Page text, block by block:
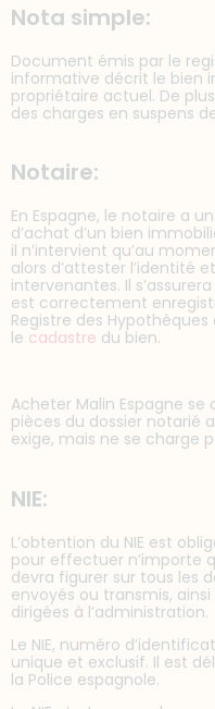
Nota simple:
Document émis par le
informative décrit le bien
propriétaire actuel. De
des charges en suspens
Notaire:
En Espagne, le notaire a
d’achat d’un bien
il n’intervient qu’au
alors d’attester l’identité
intervenantes. Il
est correctement
Registre des
le cadastre du bien.
Acheter Malin Espagne se
pièces du dossier notarié
exige, mais ne se charge
NIE:
L’obtention du NIE est
pour effectuer n’importe
devra figurer sur tous les
envoyés ou transmis,
dirigées à l’administration.
Le NIE, numéro
unique et exclusif. Il est
la Police espagnole.